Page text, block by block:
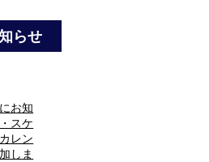
らせ
お知
スケ
レン
しま